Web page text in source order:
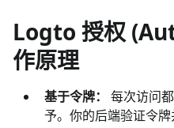
Logto 授权
作原理
基于令牌：
每次访问
予。你的后端验证令